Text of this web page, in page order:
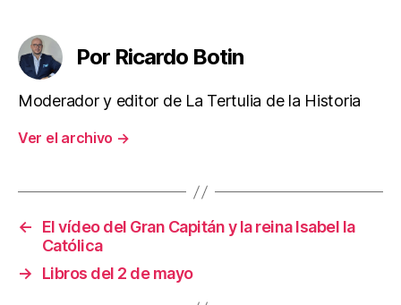
Por Ricardo Botin
Moderador y editor de La Tertulia de la Historia
Ver el archivo →
←
El vídeo del Gran Capitán y la reina Isabel la
Católica
→
Libros del 2 de mayo